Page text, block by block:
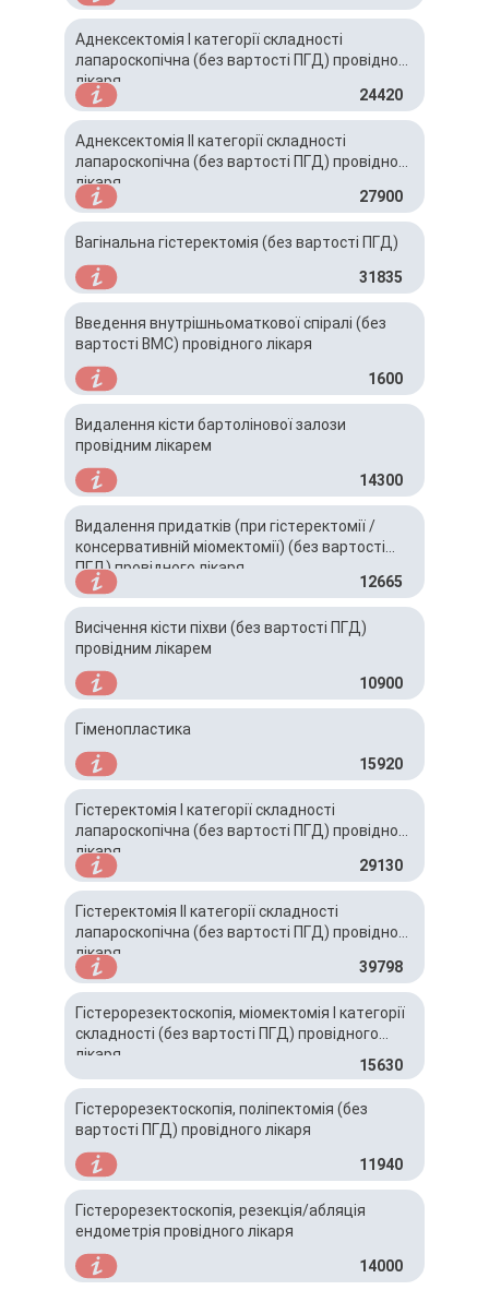
Аднексектомія І категорії складності
лапароскопічна (без вартості ПГД) провідного
лікаря
24420
Аднексектомія ІІ категорії складності
лапароскопічна (без вартості ПГД) провідного
лікаря
27900
Вагінальна гістеректомія (без вартості ПГД)
31835
Введення внутрішньоматкової спіралі (без
вартості ВМС) провідного лікаря
1600
Видалення кісти бартолінової залози
провідним лікарем
14300
Видалення придатків (при гістеректомії /
консервативній міомектомії) (без вартості
ПГД) провідного лікаря
12665
Висічення кісти піхви (без вартості ПГД)
провідним лікарем
10900
Гіменопластика
15920
Гістеректомія І категорії складності
лапароскопічна (без вартості ПГД) провідного
лікаря
29130
Гістеректомія ІІ категорії складності
лапароскопічна (без вартості ПГД) провідного
лікаря
39798
Гістерорезектоскопія, міомектомія І категорії
складності (без вартості ПГД) провідного
лікаря
15630
Гістерорезектоскопія, поліпектомія (без
вартості ПГД) провідного лікаря
11940
Гістерорезектоскопія, резекція/абляція
ендометрія провідного лікаря
14000